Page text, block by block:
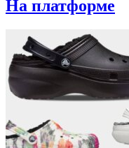
На платформе